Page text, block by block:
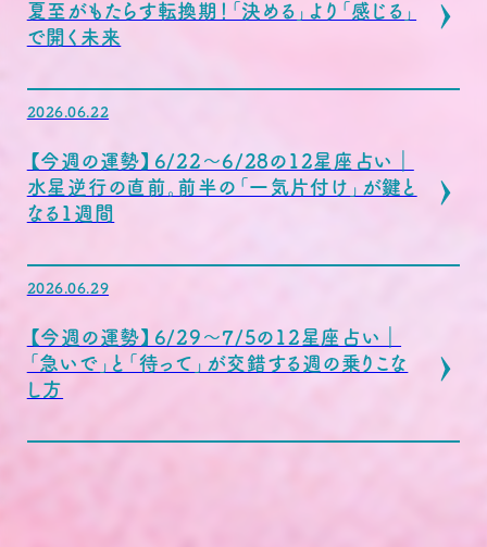
夏至がもたらす転換期！「決める」より「感じる」
で開く未来
2026.06.22
【今週の運勢】6/22〜6/28の12星座占い｜
水星逆行の直前。前半の「一気片付け」が鍵と
なる1週間
2026.06.29
【今週の運勢】6/29〜7/5の12星座占い｜
「急いで」と「待って」が交錯する週の乗りこな
し方